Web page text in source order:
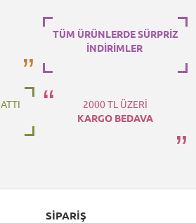
TÜM ÜRÜNLERDE SÜRPRİZ
İNDİRİMLER
2000 TL ÜZERİ
KARGO BEDAVA
SIPARIŞ